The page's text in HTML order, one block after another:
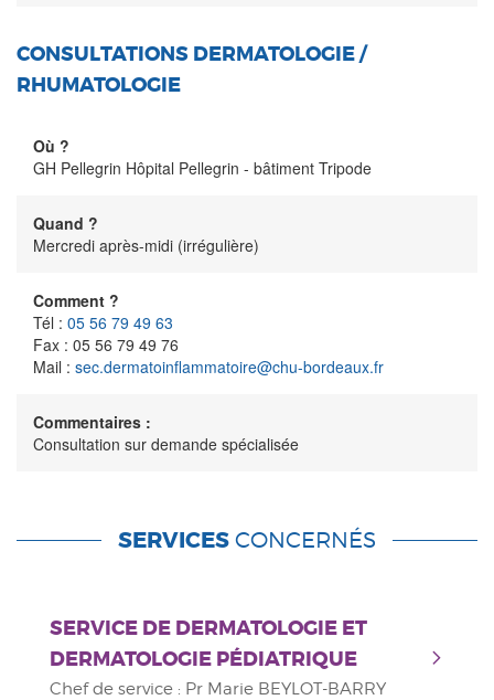
CONSULTATIONS DERMATOLOGIE /
RHUMATOLOGIE
Où ?
GH Pellegrin Hôpital Pellegrin - bâtiment Tripode
Quand ?
Mercredi après-midi (irrégulière)
Comment ?
Tél : 05 56 79 49 63
Fax : 05 56 79 49 76
Mail : sec.dermatoinflammatoire@chu-bordeaux.fr
Commentaires :
Consultation sur demande spécialisée
SERVICES CONCERNÉS
SERVICE DE DERMATOLOGIE ET
DERMATOLOGIE PÉDIATRIQUE
Chef de service : Pr Marie BEYLOT-BARRY